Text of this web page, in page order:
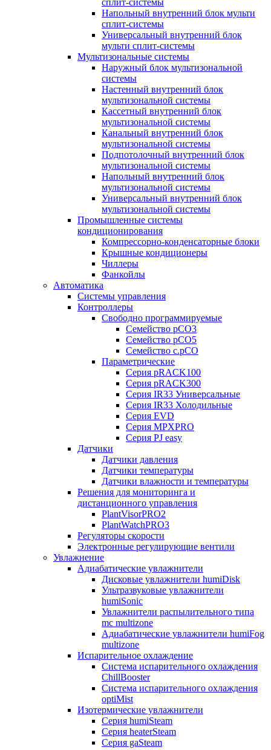
сплит-системы
Напольный внутренний блок мульти
сплит-системы
Универсальный внутренний блок
мульти сплит-системы
Мультизональные системы
Наружный блок мультизональной
системы
Настенный внутренний блок
мультизональной системы
Кассетный внутренний блок
мультизональной системы
Канальный внутренний блок
мультизональной системы
Подпотолочный внутренний блок
мультизональной системы
Напольный внутренний блок
мультизональной системы
Универсальный внутренний блок
мультизональной системы
Промышленные системы
кондиционирования
Компрессорно-конденсаторные блоки
Крышные кондиционеры
Чиллеры
Фанкойлы
Автоматика
Системы управления
Контроллеры
Свободно программируемые
Семейство pCO3
Семейство pCO5
Семейство c.pCO
Параметрические
Серия pRACK100
Серия pRACK300
Серия IR33 Универсальные
Серия IR33 Холодильные
Серия EVD
Серия MPXPRO
Серия PJ easy
Датчики
Датчики давления
Датчики температуры
Датчики влажности и температуры
Решения для мониторинга и
дистанционного управления
PlantVisorPRO2
PlantWatchPRO3
Регуляторы скорости
Электронные регулирующие вентили
Увлажнение
Адиабатические увлажнители
Дисковые увлажнители humiDisk
Ультразвуковые увлажнители
humiSonic
Увлажнители распылительного типа
mc multizone
Адиабатические увлажнители humiFog
multizone
Испарительное охлаждение
Система испарительного охлаждения
ChillBooster
Система испарительного охлаждения
optiMist
Изотермические увлажнители
Серия humiSteam
Серия heaterSteam
Серия gaSteam